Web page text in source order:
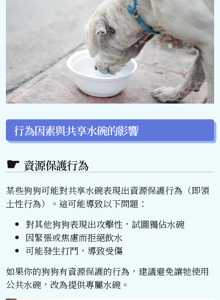
行為因素與共享水碗的影響
資源保護行為
某些狗狗可能對共享水碗表現出資源保護行為（即領
土性行為）。這可能導致以下問題：
對其他狗狗表現出攻擊性，試圖獨佔水碗
因緊張或焦慮而拒絕飲水
可能發生打鬥，導致受傷
如果你的狗狗有資源保護的行為，建議避免讓牠使用
公共水碗，改為提供專屬水碗。